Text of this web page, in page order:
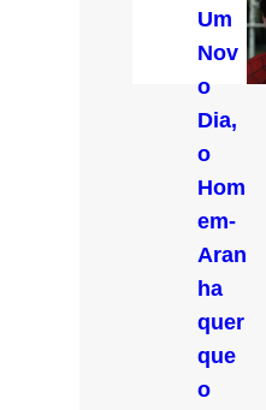
Um
Nov
o
Dia,
o
Hom
em-
Aran
ha
quer
que
o